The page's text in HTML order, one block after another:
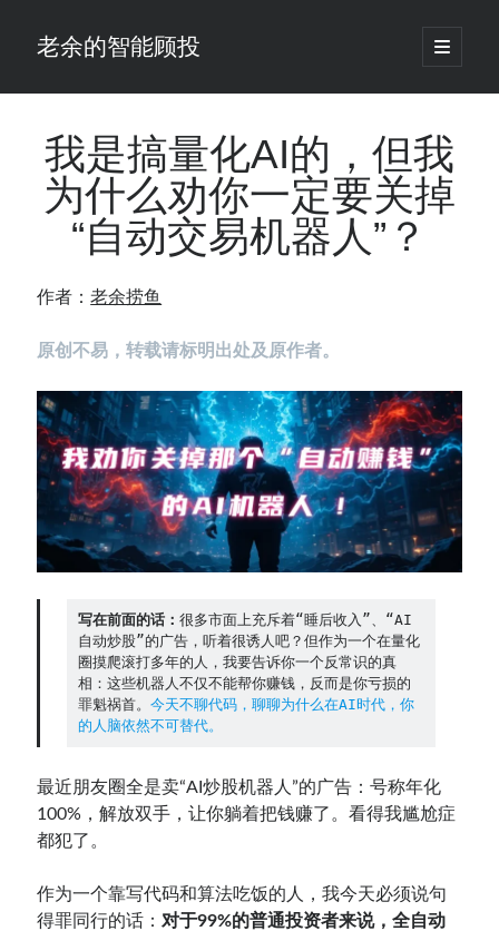
老余的智能顾投
open
primary
Sidebar
最新发表 ：
仓位大小背后的数学：为什么胜率40%的策略，能比胜率60%的更赚钱
大多数突破交易倒在“收缩阶段”，而这个EA等的是“扩张确认”（附完整源
为什么说每年6月底是罗素2000最干净的套利窗口？
老余看市：长鑫4万亿，A股却蒸发12.4万亿
普通人的5个常见投资错误，可能让你多干12年才能退休
怎么把TradingView上的裸指标拆成可回测的交易规则：成交量差值背离
实战
涨了怕踏空、跌了怕深套？这个模型把NVDA两次恐慌底都抓住了（附
源代码）
Contact：
网站备案号：鄂ICP备2024064768号
我是搞量化AI的，但我
为什么劝你一定要关掉
“自动交易机器人”？
作者：老余捞鱼
原创不易，转载请标明出处及原作者。
写在前面的话： 很多市面上充斥着“睡后收入”、“AI
自动炒股”的广告，听着很诱人吧？但作为一个在量化
圈摸爬滚打多年的人，我要告诉你一个反常识的真
相：这些机器人不仅不能帮你赚钱，反而是你亏损的
罪魁祸首。 今天不聊代码，聊聊为什么在AI时代，你
的人脑依然不可替代。
最近朋友圈全是卖“AI炒股机器人”的广告：号称年化
100%，解放双手，让你躺着把钱赚了。看得我尴尬症
都犯了。
作为一个靠写代码和算法吃饭的人，我今天必须说句
得罪同行的话： 对于99%的普通投资者来说，全自动